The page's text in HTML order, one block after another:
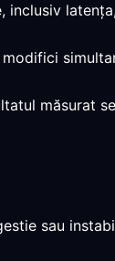
inclusiv
măsurat
sau